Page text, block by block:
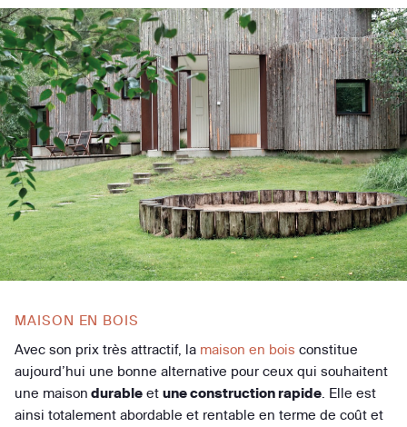
MAISON EN BOIS
Avec son prix très attractif, la maison en bois constitue
aujourd’hui une bonne alternative pour ceux qui souhaitent
une maison durable et une construction rapide. Elle est
ainsi totalement abordable et rentable en terme de coût et